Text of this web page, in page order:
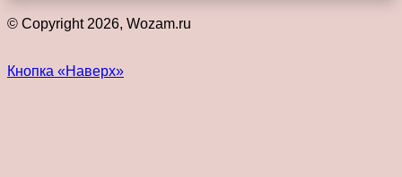
© Copyright 2026, Wozam.ru
Кнопка «Наверх»